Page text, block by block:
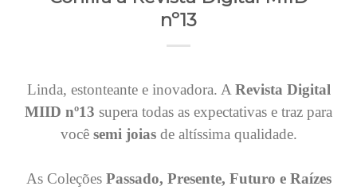
nº13
Linda, estonteante e inovadora. A Revista Digital
MIID nº13 supera todas as expectativas e traz para
você semi joiasde altíssima qualidade.
As Coleções Passado, Presente, Futuro e Raízes